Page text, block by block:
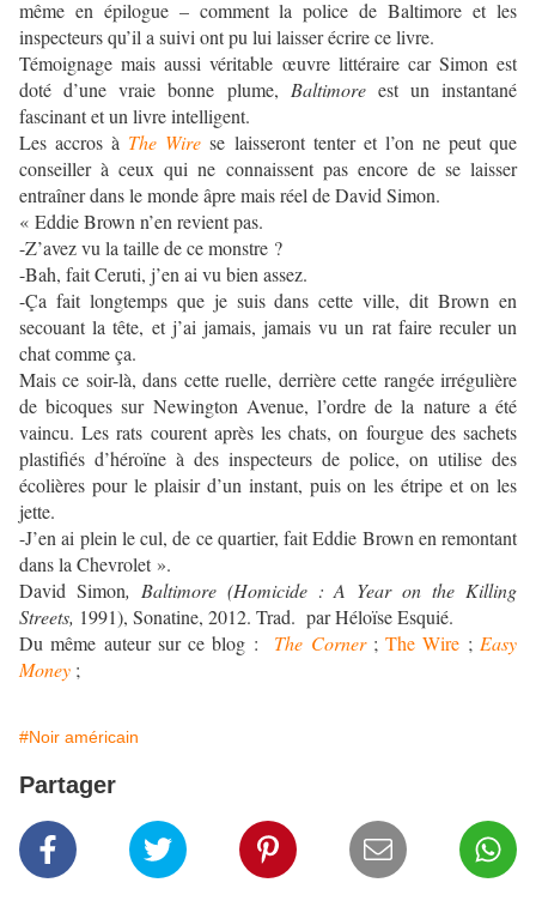
même en épilogue – comment la police de Baltimore et les
inspecteurs qu’il a suivi ont pu lui laisser écrire ce livre.
Témoignage mais aussi véritable œuvre littéraire car Simon est
doté d’une vraie bonne plume, Baltimoreest un instantané
fascinant et un livre intelligent.
Les accros à The Wire se laisseront tenter et l’on ne peut que
conseiller à ceux qui ne connaissent pas encore de se laisser
entraîner dans le monde âpre mais réel de David Simon.
« Eddie Brown n’en revient pas.
-Z’avez vu la taille de ce monstre ?
-Bah, fait Ceruti, j’en ai vu bien assez.
-Ça fait longtemps que je suis dans cette ville, dit Brown en
secouant la tête, et j’ai jamais, jamais vu un rat faire reculer un
chat comme ça.
Mais ce soir-là, dans cette ruelle, derrière cette rangée irrégulière
de bicoques sur Newington Avenue, l’ordre de la nature a été
vaincu. Les rats courent après les chats, on fourgue des sachets
plastifiés d’héroïne à des inspecteurs de police, on utilise des
écolières pour le plaisir d’un instant, puis on les étripe et on les
jette.
-J’en ai plein le cul, de ce quartier, fait Eddie Brown en remontant
dans la Chevrolet ».
David Simon, Baltimore (Homicide : A Year on the Killing
Streets, 1991), Sonatine, 2012. Trad. par Héloïse Esquié.
Du même auteur sur ce blog :
The Corner;The Wire ; Easy
Money ;
#Noir américain
Partager